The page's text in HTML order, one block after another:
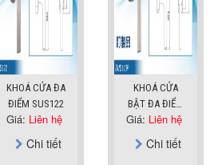
KHOÁ CỬA ĐA
ĐIỂM SUS122
Giá: Liên hệ
Chi tiết
KHOÁ CỬA
BẬT ĐA ĐIỂM
SUS110P
Giá: Liên hệ
Chi tiết